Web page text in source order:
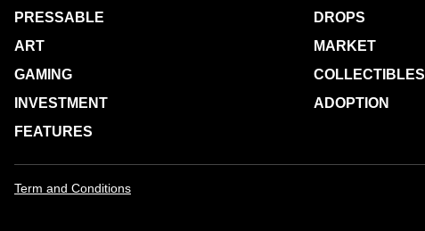
PRESSABLE
ART
GAMING
INVESTMENT
FEATURES
DROPS
MARKET
COLLECTIBLES
ADOPTION
Term and Conditions